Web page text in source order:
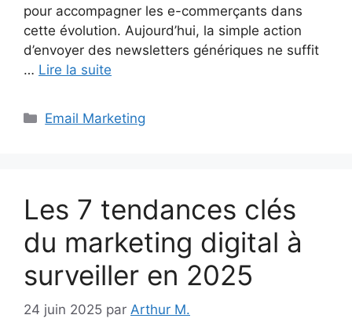
pour accompagner les e-commerçants dans
cette évolution. Aujourd’hui, la simple action
d’envoyer des newsletters génériques ne suffit
… Lire la suite
Catégories
Email Marketing
Les 7 tendances clés
du marketing digital à
surveiller en 2025
24 juin 2025 par Arthur M.